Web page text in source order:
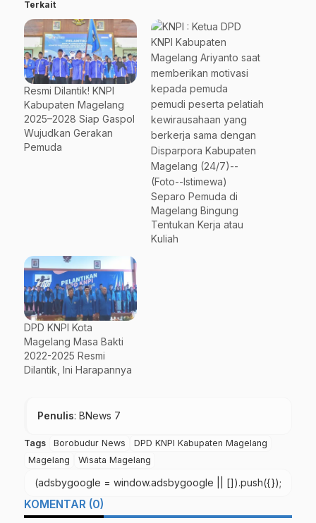
Terkait
Resmi Dilantik! KNPI
Kabupaten Magelang
2025–2028 Siap Gaspol
Wujudkan Gerakan
Pemuda
Separo Pemuda di
Magelang Bingung
Tentukan Kerja atau
Kuliah
DPD KNPI Kota
Magelang Masa Bakti
2022-2025 Resmi
Dilantik, Ini Harapannya
Penulis: BNews 7
Tags Borobudur News
DPD KNPI Kabupaten Magelang
Magelang
Wisata Magelang
(adsbygoogle = window.adsbygoogle || []).push({});
KOMENTAR (0)